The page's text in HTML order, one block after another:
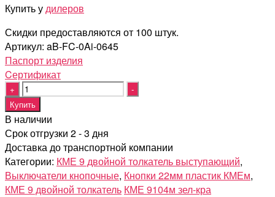
Купить удилеров
Скидки предоставляются от 100 штук.
Артикул: aB-FC-0Ai-0645
Паспорт изделия
Cертификат
Quantity
Купить
В наличии
Срок отгрузки 2 - 3 дня
Доставка до транспортной компании
Категории: КМЕ 9 двойной толкатель выступающий,
Выключатели кнопочные, Кнопки 22мм пластик КМЕм,
КМЕ 9 двойной толкатель КМЕ 9104м зел-кра